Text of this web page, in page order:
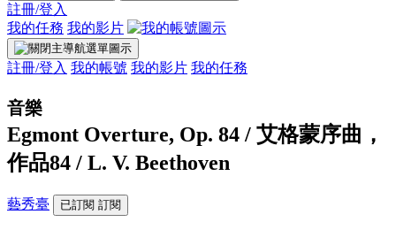
註冊/登入
我的任務 我的影片
註冊/登入 我的帳號 我的影片 我的任務
音樂
Egmont Overture, Op. 84 / 艾格蒙序曲，
作品84 / L. V. Beethoven
藝秀臺 已訂閱 訂閱